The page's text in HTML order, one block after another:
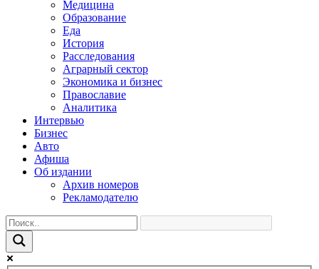
Медицина
Образование
Еда
История
Расследования
Аграрный сектор
Экономика и бизнес
Православие
Аналитика
Интервью
Бизнес
Авто
Афиша
Об издании
Архив номеров
Рекламодателю